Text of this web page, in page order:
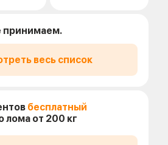
принимаем.
весь список
бесплатный
лома от 200 кг